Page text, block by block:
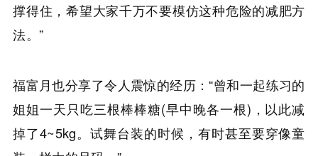
撑得住，希望大家千万不要模仿这种危险的减肥方
法。”
福富月也分享了令人震惊的经历：“曾和一起练习的
姐姐一天只吃三根棒棒糖(早中晚各一根)，以此减
掉了4~5kg。试舞台装的时候，有时甚至要穿像童